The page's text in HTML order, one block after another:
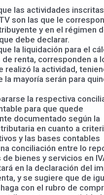
las actividades
son las que le
y en el régimen
debe declarar.
la liquidación para el
de renta, corresponden a
realizó la actividad,
la mayoría serán para
la respectiva
para que quede
documentado según la
en cuanto a
y las bases contables
conciliación entre lo
de bienes y servicios en
en la declaración del
y se sugiere que de
con el rubro de